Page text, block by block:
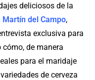
deliciosos de la
Martín del Campo,
exclusiva para
de manera
para el maridaje
de cerveza